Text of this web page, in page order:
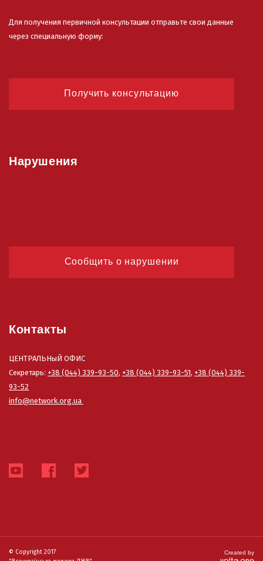
Для получения первичной консультации отправьте свои данные
через специальную форму:
Получить консультацию
Нарушения
Сообщить о нарушении
Контакты
ЦЕНТРАЛЬНыЙ ОФИС
Секретарь: +38 (044) 339-93-50, +38 (044) 339-93-51, +38 (044) 339-
93-52
info@network.org.ua
© Copyright 2017
Created by